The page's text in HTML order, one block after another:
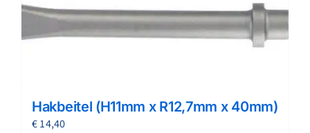
Hakbeitel (H11mm x R12,7mm x 40mm)
€14,40